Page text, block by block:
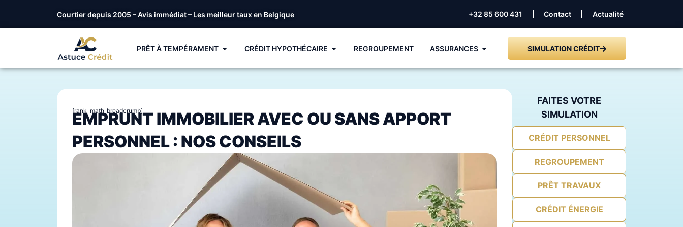
Courtier depuis 2005 – Avis immédiat – Les meilleur taux en Belgique +32 85 600 431 Contact Actualité
PRÊT À TEMPÉRAMENT CRÉDIT HYPOTHÉCAIRE REGROUPEMENT ASSURANCES SIMULATION CRÉDIT
[rank_math_breadcrumb]
EMPRUNT IMMOBILIER AVEC OU SANS APPORT
PERSONNEL : NOS CONSEILS
FAITES VOTRE
SIMULATION
CRÉDIT PERSONNEL
REGROUPEMENT
PRÊT TRAVAUX
CRÉDIT ÉNERGIE